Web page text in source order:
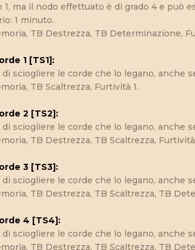
1, ma il nodo effettuato è di grado 4 e può
1 minuto.
TB Destrezza, TB Determinazione,
1 [TS1]:
sciogliere le corde che lo legano, anche
TB Scaltrezza, Furtività 1.
2 [TS2]:
sciogliere le corde che lo legano, anche
TB Destrezza, TB Scaltrezza,
3 [TS3]:
sciogliere le corde che lo legano, anche
TB Destrezza, TB Scaltrezza, TB
4 [TS4]:
sciogliere le corde che lo legano, anche
TB Destrezza, TB Scaltrezza, TB